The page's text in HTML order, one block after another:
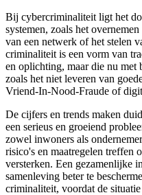
Bij cybercriminaliteit ligt het
systemen, zoals het
van een netwerk of het stelen
criminaliteit is een vorm van
en oplichting, maar die nu
zoals het niet leveren van
Vriend-In-Nood-Fraude of
De cijfers en trends maken
een serieus en groeiend
zowel inwoners als
risico's en maatregelen treffen
versterken. Een gezamenlijke
samenleving beter te
criminaliteit, voordat de